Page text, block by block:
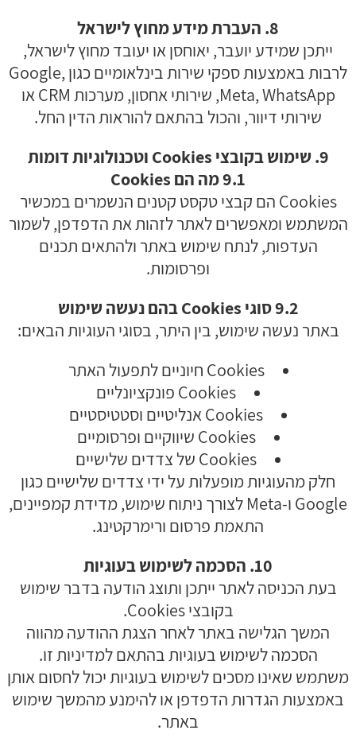
8. העברת מידע מחוץ לישראל
ייתכן שמידע יועבר, יאוחסן או יעובד מחוץ לישראל,
לרבות באמצעות ספקי שירות בינלאומיים כגון Google,
Meta, WhatsApp, שירותי אחסון, מערכות CRM או
שירותי דיוור, והכול בהתאם להוראות הדין החל.
9. שימוש בקובצי Cookies וטכנולוגיות דומות
9.1 מה הם Cookies
Cookies הם קבצי טקסט קטנים הנשמרים במכשיר
המשתמש ומאפשרים לאתר לזהות את הדפדפן, לשמור
העדפות, לנתח שימוש באתר ולהתאים תכנים
ופרסומות.
9.2 סוגי Cookies בהם נעשה שימוש
באתר נעשה שימוש, בין היתר, בסוגי העוגיות הבאים:
Cookies חיוניים לתפעול האתר
Cookies פונקציונליים
Cookies אנליטיים וסטטיסטיים
Cookies שיווקיים ופרסומיים
Cookies של צדדים שלישיים
חלק מהעוגיות מופעלות על ידי צדדים שלישיים כגון
Google ו-Meta לצורך ניתוח שימוש, מדידת קמפיינים,
התאמת פרסום ורימרקטינג.
10. הסכמה לשימוש בעוגיות
בעת הכניסה לאתר ייתכן ותוצג הודעה בדבר שימוש
בקובצי Cookies.
המשך הגלישה באתר לאחר הצגת ההודעה מהווה
הסכמה לשימוש בעוגיות בהתאם למדיניות זו.
משתמש שאינו מסכים לשימוש בעוגיות יכול לחסום אותן
באמצעות הגדרות הדפדפן או להימנע מהמשך שימוש
באתר.